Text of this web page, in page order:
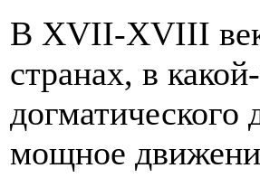
В XVII-XVIII
странах, в
догматического
мощное